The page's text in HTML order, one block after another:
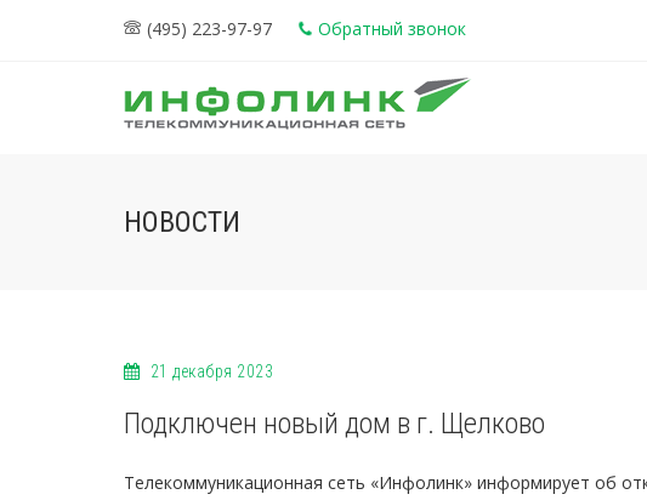
(495) 223-97-97 Обратный звонок
НОВОСТИ
21 декабря 2023
Подключен новый дом в г. Щелково
Телекоммуникационная сеть «Инфолинк» информирует об